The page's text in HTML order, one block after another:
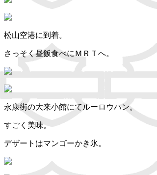
松山空港に到着。
さっそく昼飯食べにＭＲＴへ。
永康街の大来小館にてルーロウハン。
すごく美味。
デザートはマンゴーかき氷。